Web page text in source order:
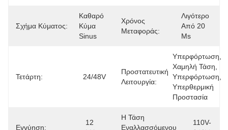
Σχήμα Κύματος:
Καθαρό
Κύμα
Sinus
Χρόνος
Μεταφοράς:
Λιγότερο
Από 20
Ms
Τετάρτη: 24/48V
Προστατευτική
Λειτουργία:
Υπερφόρτωση,
Χαμηλή Τάση,
Υπερφόρτωση,
Υπερθερμική
Προστασία
Εγγύηση:
12
Η Τάση
Εναλλασσόμενου
110V-